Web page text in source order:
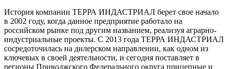
История компании ТЕРРА ИНДАСТРИАЛ берет свое начало
в 2002 году, когда данное предприятие работало на
российском рынке под другим названием, реализуя аграрно-
индустриальные проекты. С 2013 года ТЕРРА ИНДАСТРИАЛ
сосредоточилась на дилерском направлении, как одном из
ключевых в своей деятельности, и сегодня поставляет в
регионы Приволжского Федерального округа прицепные и